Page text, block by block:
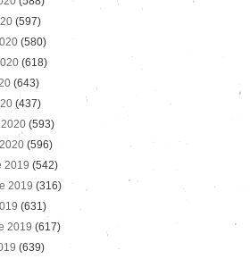
(597)
(580)
(618)
(643)
(437)
(593)
(596)
2019 (542)
2019 (316)
(631)
2019 (617)
(639)